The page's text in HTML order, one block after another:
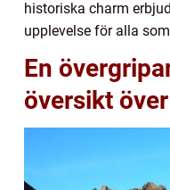
historiska charm
upplevelse för alla
En
översikt